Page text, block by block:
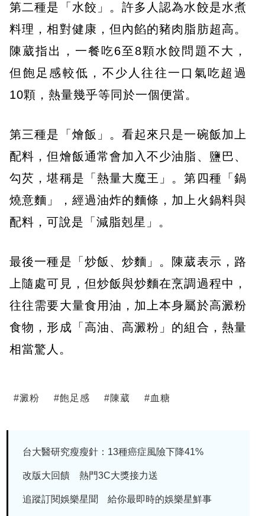
第二種是「水餃」。許多人認為水餃是水煮
料理，相對健康，但內餡的豬肉脂肪超高。
陳葳指出，一餐吃6至8顆水餃問題不大，
但飽足感較低，不少人往往一口氣吃超過
10顆，熱量幾乎等同於一個便當。
第三種是「燴飯」。看起來只是一碗飯加上
配料，但燴飯通常會加入不少油脂、鹽巴、
勾芡，堪稱是「熱量大魔王」。第四種「鍋
燒意麵」，經過油炸的麵條，加上火鍋料與
配料，可說是「減脂剋星」。
最後一種是「炒飯、炒麵」。陳葳表示，路
上隨處可見，但炒飯與炒麵在烹調過程中，
往往需要大量食用油，加上本身屬於高澱粉
食物，形成「高油、高澱粉」的組合，熱量
相當驚人。
#澱粉 #飽足感 #陳葳 #血糖
台大醫研究瘦瘦針：13種癌症風險下降41%
改版大回饋 熱門3C大獎接力送
追蹤訂閱娛樂星聞 給你最即時的娛樂星鮮事